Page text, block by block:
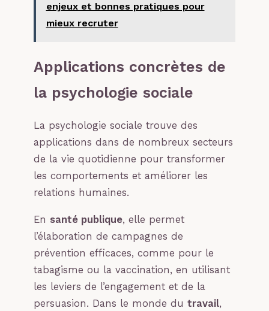
enjeux et bonnes pratiques pour
mieux recruter
Applications concrètes de
la psychologie sociale
La psychologie sociale trouve des
applications dans de nombreux secteurs
de la vie quotidienne pour transformer
les comportements et améliorer les
relations humaines.
En santé publique, elle permet
l’élaboration de campagnes de
prévention efficaces, comme pour le
tabagisme ou la vaccination, en utilisant
les leviers de l’engagement et de la
persuasion. Dans le monde du travail,